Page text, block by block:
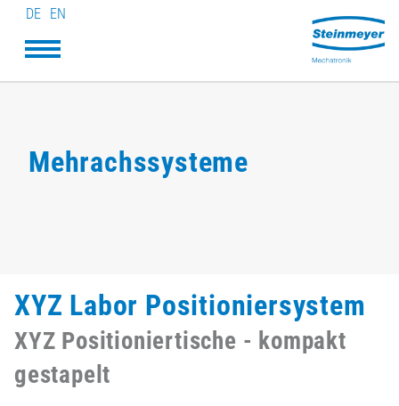
DE EN
Mehrachssysteme
XYZ Labor Positioniersystem
XYZ Positioniertische - kompakt
gestapelt